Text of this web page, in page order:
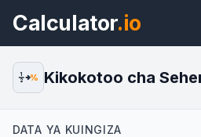
Calculator.io
1
2
% Kikokotoo cha
DATA YA KUINGIZA